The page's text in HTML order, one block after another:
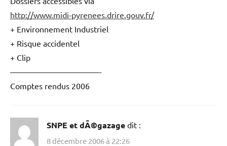
http://www.midi-pyrenees.drire.gouv.fr/
+ Environnement Industriel
+ Risque accidentel
+ Clip
Elisabeth dit :
Dossiers accessibles via